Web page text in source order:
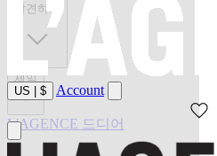
US $ Account
발견하기
세일
L'AGENCE 드디어